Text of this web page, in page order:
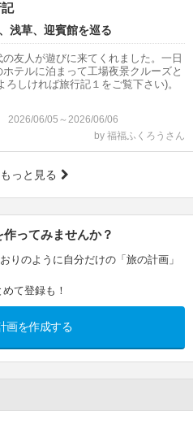
浅草、迎賓館を巡る
友人が遊びに来てくれました。一日
テルに泊まって工場夜景クルーズと
ろしければ旅行記１をご覧下さい)。
2026/06/05～2026/06/06
by 福福ふくろうさん
っと見る
ってみませんか？
りのように自分だけの「旅の計画」
て登録も！
画を作成する